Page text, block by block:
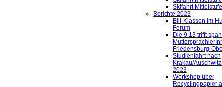
Skifahrt
Berichte 2023
Bili-Klassen im
Forum
Die 9.13 trifft
Friedensburg-
Studienfahrt nach
Krakau/
2023
Workshop über
Recyclingpapier